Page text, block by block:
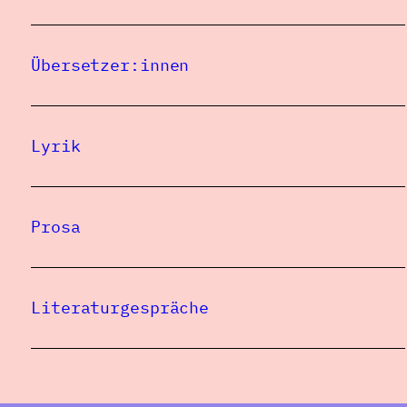
Übersetzer:innen
Lyrik
Prosa
Literaturgespräche